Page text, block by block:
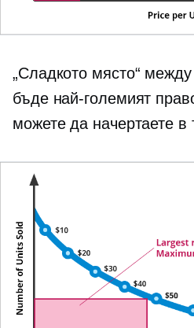
„Сладкото място“
бъде най-големият
можете да начертаете в